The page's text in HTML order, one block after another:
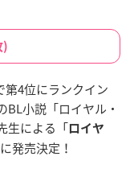
)
第4位にランクイン
BL小説「ロイヤル・
生による「 ロイヤ
発売決定！